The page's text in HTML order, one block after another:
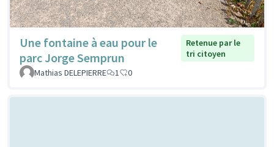
Une fontaine à eau pour le
parc Jorge Semprun
Retenue par le
tri citoyen
Mathias DELEPIERRE
1 0